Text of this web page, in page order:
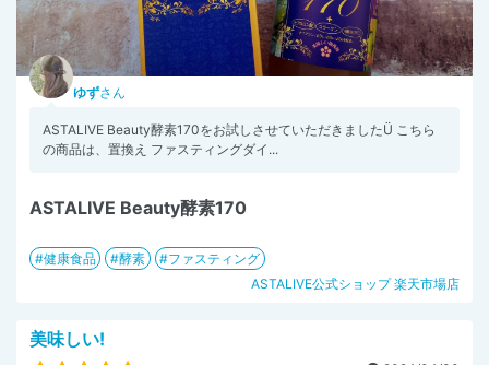
ゆずさん
ASTALIVE Beauty酵素170をお試しさせていただきましたÜ こちら
の商品は、置換え ファスティングダイ...
ASTALIVE Beauty酵素170
健康食品 酵素
ファスティング
ASTALIVE公式ショップ 楽天市場店
美味しい!